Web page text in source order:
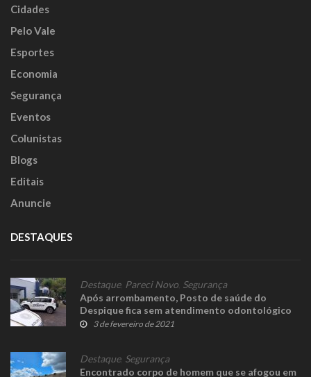
Cidades
Pelo Vale
Esportes
Economia
Segurança
Eventos
Colunistas
Blogs
Editais
Anuncie
DESTAQUES
Destaque, Pareci Novo Segurança
Após arrombamento, Posto de saúde do
Despique fica sem atendimento odontológico
3 de fevereiro de 2021
Destaque, Segurança
Encontrado corpo de homem que se afogou em